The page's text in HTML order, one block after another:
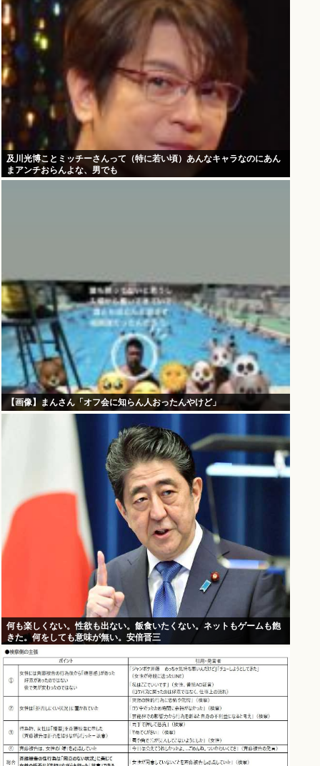
及川光博ことミッチーさんって（特に若い頃）あんなキャラなのにあん
まアンチおらんよな、男でも
【画像】まんさん「オフ会に知らん人おったんやけど」
何も楽しくない。性欲も出ない。飯食いたくない。ネットもゲームも飽
きた。何をしても意味が無い。安倍晋三